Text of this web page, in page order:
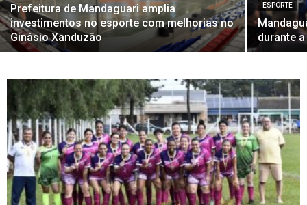
Prefeitura de Mandaguari amplia
investimentos no esporte com melhorias no
Ginásio Xanduzão
ESPORTE
durante